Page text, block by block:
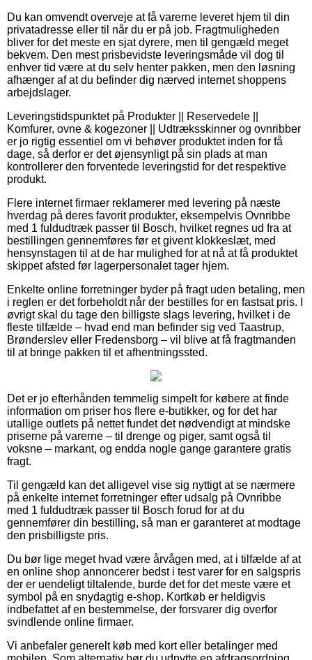
Du kan omvendt overveje at få varerne leveret hjem til din
privatadresse eller til når du er på job. Fragtmuligheden
bliver for det meste en sjat dyrere, men til gengæld meget
bekvem. Den mest prisbevidste leveringsmåde vil dog til
enhver tid være at du selv henter pakken, men den løsning
afhænger af at du befinder dig nærved internet shoppens
arbejdslager.
Leveringstidspunktet på Produkter || Reservedele ||
Komfurer, ovne & kogezoner || Udtræksskinner og ovnribber
er jo rigtig essentiel om vi behøver produktet inden for få
dage, så derfor er det øjensynligt på sin plads at man
kontrollerer den forventede leveringstid for det respektive
produkt.
Flere internet firmaer reklamerer med levering på næste
hverdag på deres favorit produkter, eksempelvis Ovnribbe
med 1 fuldudtræk passer til Bosch, hvilket regnes ud fra at
bestillingen gennemføres før et givent klokkeslæt, med
hensynstagen til at de har mulighed for at nå at få produktet
skippet afsted før lagerpersonalet tager hjem.
Enkelte online forretninger byder på fragt uden betaling, men
i reglen er det forbeholdt når der bestilles for en fastsat pris. I
øvrigt skal du tage den billigste slags levering, hvilket i de
fleste tilfælde – hvad end man befinder sig ved Taastrup,
Brønderslev eller Fredensborg – vil blive at få fragtmanden
til at bringe pakken til et afhentningssted.
Det er jo efterhånden temmelig simpelt for købere at finde
information om priser hos flere e-butikker, og for det har
utallige outlets på nettet fundet det nødvendigt at mindske
priserne på varerne – til drenge og piger, samt også til
voksne – markant, og endda nogle gange garantere gratis
fragt.
Til gengæld kan det alligevel vise sig nyttigt at se nærmere
på enkelte internet forretninger efter udsalg på Ovnribbe
med 1 fuldudtræk passer til Bosch forud for at du
gennemfører din bestilling, så man er garanteret at modtage
den prisbilligste pris.
Du bør lige meget hvad være årvågen med, at i tilfælde af at
en online shop annoncerer bedst i test varer for en salgspris
der er uendeligt tiltalende, burde det for det meste være et
symbol på en snydagtig e-shop. Kortkøb er heldigvis
indbefattet af en bestemmelse, der forsvarer dig overfor
svindlende online firmaer.
Vi anbefaler generelt køb med kort eller betalinger med